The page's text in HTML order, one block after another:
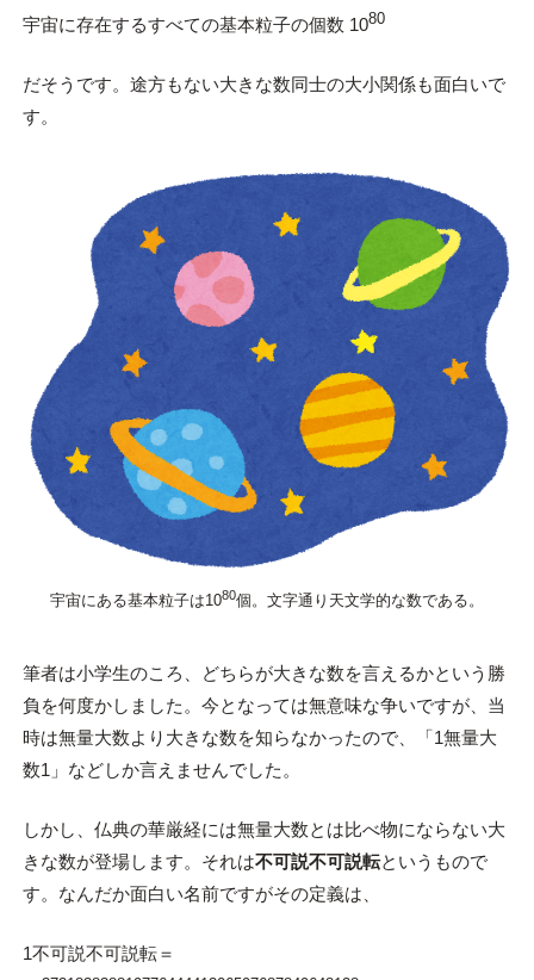
宇宙に存在するすべての基本粒子の個数 1080
だそうです。途方もない大きな数同士の大小関係も面白いで
す。
宇宙にある基本粒子は1080個。文字通り天文学的な数である。
筆者は小学生のころ、どちらが大きな数を言えるかという勝
負を何度かしました。今となっては無意味な争いですが、当
時は無量大数より大きな数を知らなかったので、「1無量大
数1」などしか言えませんでした。
しかし、仏典の華厳経には無量大数とは比べ物にならない大
きな数が登場します。それは不可説不可説転というもので
す。なんだか面白い名前ですがその定義は、
1不可説不可説転＝